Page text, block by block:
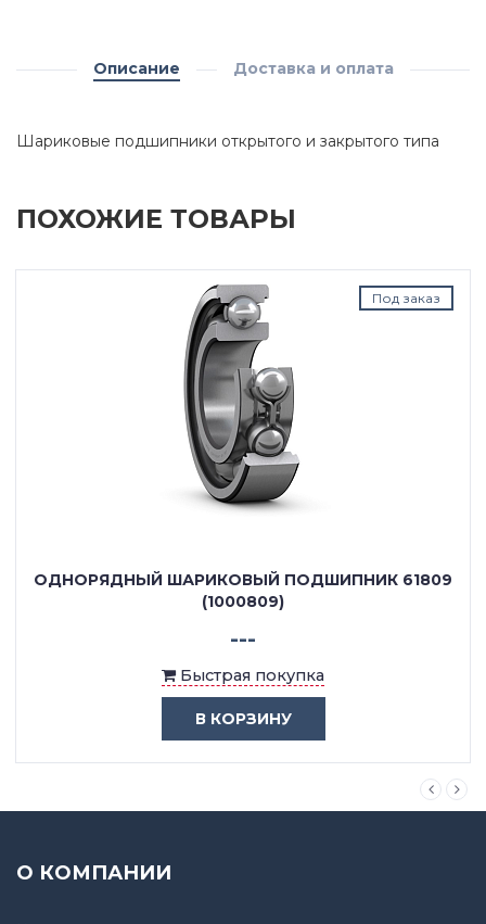
Описание Доставка и оплата
Шариковые подшипники открытого и закрытого типа
ПОХОЖИЕ ТОВАРЫ
Под заказ
ОДНОРЯДНЫЙ ШАРИКОВЫЙ ПОДШИПНИК 61809
(1000809)
---
Быстрая покупка
В КОРЗИНУ
О КОМПАНИИ